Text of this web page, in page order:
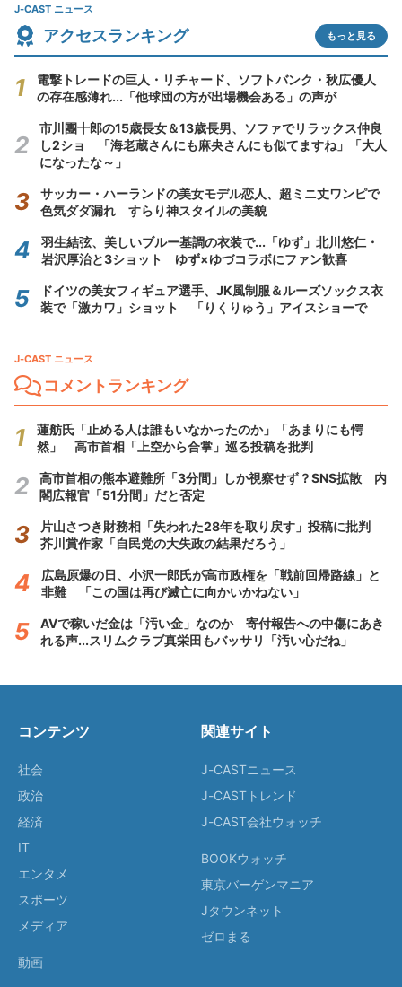
J-CAST ニュース
アクセスランキング もっと見る
電撃トレードの巨人・リチャード、ソフトバンク・秋広優人
の存在感薄れ...「他球団の方が出場機会ある」の声が
市川團十郎の15歳長女＆13歳長男、ソファでリラックス仲良
し2ショ 「海老蔵さんにも麻央さんにも似てますね」「大人
になったな～」
サッカー・ハーランドの美女モデル恋人、超ミニ丈ワンピで
色気ダダ漏れ すらり神スタイルの美貌
羽生結弦、美しいブルー基調の衣装で...「ゆず」北川悠仁・
岩沢厚治と3ショット ゆず×ゆづコラボにファン歓喜
ドイツの美女フィギュア選手、JK風制服＆ルーズソックス衣
装で「激カワ」ショット 「りくりゅう」アイスショーで
J-CAST ニュース
コメントランキング
蓮舫氏「止める人は誰もいなかったのか」「あまりにも愕
然」 高市首相「上空から合掌」巡る投稿を批判
高市首相の熊本避難所「3分間」しか視察せず？SNS拡散 内
閣広報官「51分間」だと否定
片山さつき財務相「失われた28年を取り戻す」投稿に批判
芥川賞作家「自民党の大失政の結果だろう」
広島原爆の日、小沢一郎氏が高市政権を「戦前回帰路線」と
非難 「この国は再び滅亡に向かいかねない」
AVで稼いだ金は「汚い金」なのか 寄付報告への中傷にあき
れる声...スリムクラブ真栄田もバッサリ「汚い心だね」
コンテンツ
社会
政治
経済
IT
エンタメ
スポーツ
メディア
動画
関連サイト
J-CASTニュース
J-CASTトレンド
J-CAST会社ウォッチ
BOOKウォッチ
東京バーゲンマニア
Jタウンネット
ゼロまる